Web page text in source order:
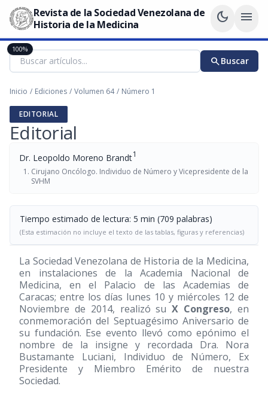
Revista de la Sociedad Venezolana de
Historia de la Medicina
dark_mode menu
searchBuscar
Inicio / Ediciones / Volumen 64 / Número 1
EDITORIAL
Editorial
Dr. Leopoldo Moreno Brandt1
Cirujano Oncólogo. Individuo de Número y Vicepresidente de la
SVHM
Tiempo estimado de lectura: 5 min (709 palabras)
(Esta estimación no incluye el texto de las tablas, figuras y referencias)
La Sociedad Venezolana de Historia de la Medicina,
en instalaciones de la Academia Nacional de
Medicina, en el Palacio de las Academias de
Caracas; entre los días lunes 10 y miércoles 12 de
Noviembre de 2014, realizó suX Congreso, en
conmemoración del Septuagésimo Aniversario de
su fundación. Ese evento llevó como epónimo el
nombre de la insigne y recordada Dra. Nora
Bustamante Luciani, Individuo de Número, Ex
Presidente y Miembro Emérito de nuestra
Sociedad.
100%